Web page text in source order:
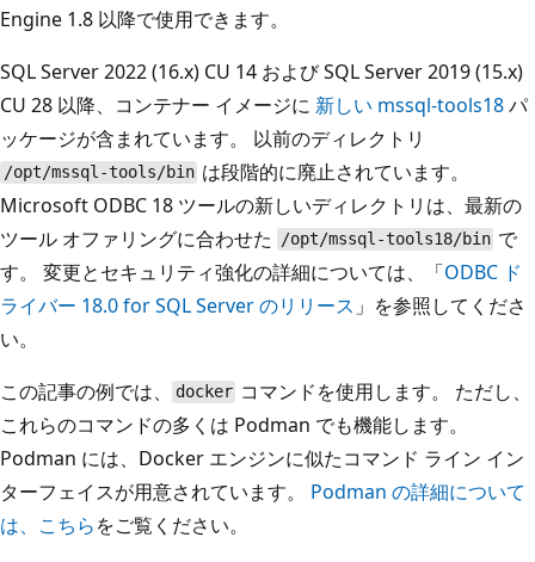
Engine 1.8 以降で使用できます。
SQL Server 2022 (16.x) CU 14 および SQL Server 2019 (15.x)
CU 28 以降、コンテナー イメージに 新しい mssql-tools18パ
ッケージが含まれています。 以前のディレクトリ
/opt/mssql-tools/bin は段階的に廃止されています。
Microsoft ODBC 18 ツールの新しいディレクトリは、最新の
ツール オファリングに合わせた
/opt/mssql-tools18/bin で
す。 変更とセキュリティ強化の詳細については、「ODBC ド
ライバー 18.0 for SQL Server のリリース 」を参照してくださ
い。
この記事の例では、
docker コマンドを使用します。 ただし、
これらのコマンドの多くは Podman でも機能します。
Podman には、Docker エンジンに似たコマンド ライン イン
ターフェイスが用意されています。 Podman の詳細について
は、こちらをご覧ください。